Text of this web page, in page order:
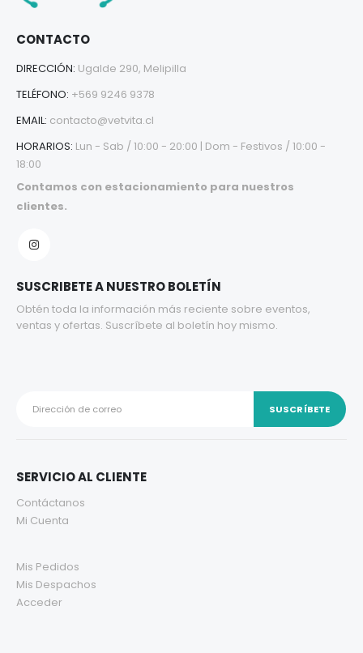
CONTACTO
DIRECCIÓN: Ugalde 290, Melipilla
TELÉFONO: +569 9246 9378
EMAIL: contacto@vetvita.cl
HORARIOS: Lun - Sab / 10:00 - 20:00 | Dom - Festivos / 10:00 -
18:00
Contamos con estacionamiento para nuestros
clientes.
SUSCRIBETE A NUESTRO BOLETÍN
Obtén toda la información más reciente sobre eventos,
ventas y ofertas. Suscríbete al boletín hoy mismo.
SERVICIO AL CLIENTE
Contáctanos
Mi Cuenta
Mis Pedidos
Mis Despachos
Acceder